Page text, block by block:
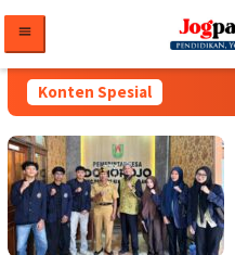
konten
Konten Spesial
JOGPAPER
MEDIA
UNIVERSITAS
PERGURUAN
TINGGI
WISUDA